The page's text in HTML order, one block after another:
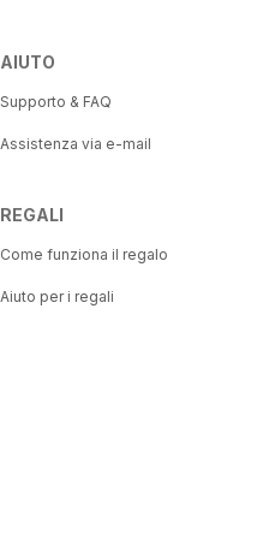
AIUTO
Supporto & FAQ
Assistenza via e-mail
REGALI
Come funziona il regalo
Aiuto per i regali